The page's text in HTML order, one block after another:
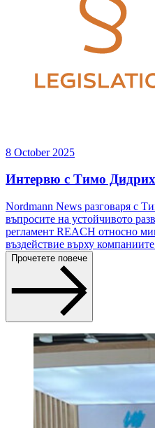
8 October 2025
Интервю с Тимо
Nordmann News разговаря с
въпросите на устойчивото
регламент REACH относно
въздействие върху
Прочетете повече